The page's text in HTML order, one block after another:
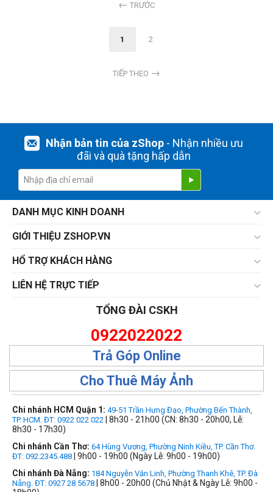
TRƯỚC
1 2
TIẾP THEO
Nhận bản tin của zShop- Nhận nhiều ưu
đãi và quà tặng hấp dẫn
DANH MỤC KINH DOANH
GIỚI THIỆU ZSHOP.VN
HỔ TRỢ KHÁCH HÀNG
LIÊN HỆ TRỰC TIẾP
TỔNG ĐÀI CSKH
0922022022
Trả Góp Online
Cho Thuê Máy Ảnh
Chi nhánh HCM Quận 1: 49-51 Trần Hưng Đạo, Phường Bến Thành,
TP. HCM. ĐT: 0922 022 022 | 8h30 - 21h00 (CN: 8h30 - 20h00, Lễ:
8h30 - 17h30)
Chi nhánh Cần Thơ: 64 Hùng Vương, Phường Ninh Kiều, TP. Cần Thơ.
ĐT: 092.2345.488 | 9h00 - 19h00 (Ngày Lễ: 9h00 - 19h00)
Chi nhánh Đà Nẵng: 184 Nguyễn Văn Linh, Phường Thanh Khê, TP. Đà
Nẵng. ĐT: 0927 28 5678 | 8h00 - 20h00 (Chủ Nhật & Ngày Lễ: 9h00 -